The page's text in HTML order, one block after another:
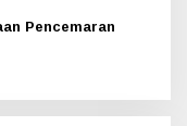
Pencemaran